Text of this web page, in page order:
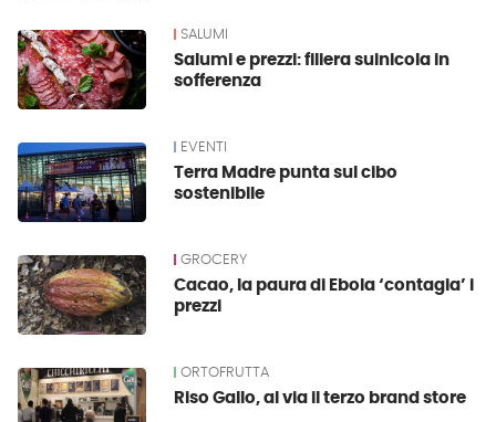
SALUMI
Salumi e prezzi: filiera suinicola in
sofferenza
EVENTI
Terra Madre punta sul cibo
sostenibile
GROCERY
Cacao, la paura di Ebola ‘contagia’ i
prezzi
ORTOFRUTTA
Riso Gallo, al via il terzo brand store